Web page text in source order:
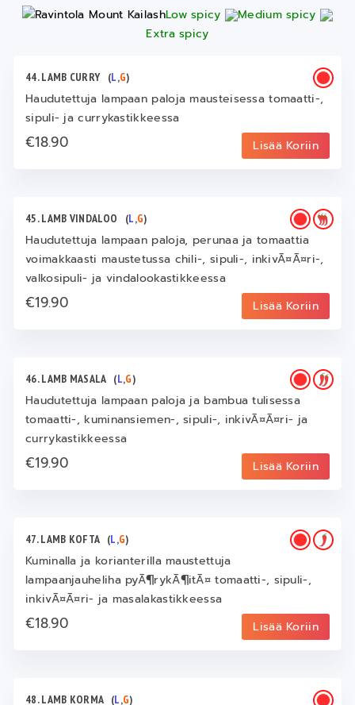
Low spicy
Medium spicy
Extra spicy
44. LAMB CURRY (L,G)
Haudutettuja lampaan paloja mausteisessa tomaatti-,
sipuli- ja currykastikkeessa
€18.90 Lisää Koriin
45. LAMB VINDALOO (L,G)
Haudutettuja lampaan paloja, perunaa ja tomaattia
voimakkaasti maustetussa chili-, sipuli-, inkivÃ¤Ã¤ri-,
valkosipuli- ja vindalookastikkeessa
€19.90 Lisää Koriin
46. LAMB MASALA (L,G)
Haudutettuja lampaan paloja ja bambua tulisessa
tomaatti-, kuminansiemen-, sipuli-, inkivÃ¤Ã¤ri- ja
currykastikkeessa
€19.90 Lisää Koriin
47. LAMB KOFTA (L,G)
Kuminalla ja korianterilla maustettuja
lampaanjauheliha pyÃ¶rykÃ¶itÃ¤ tomaatti-, sipuli-,
inkivÃ¤Ã¤ri- ja masalakastikkeessa
€18.90 Lisää Koriin
48. LAMB KORMA (L,G)